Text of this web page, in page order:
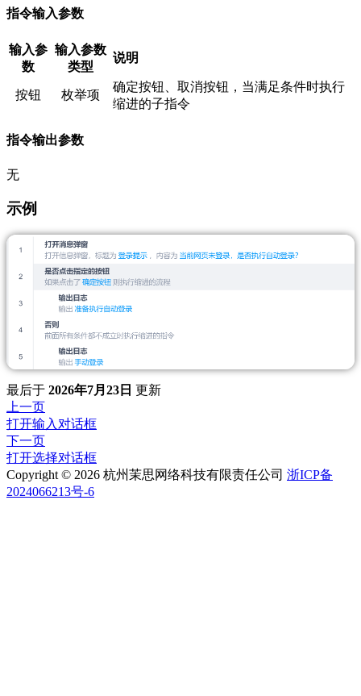
指令输入参数
输入参
数
输入参数
类型
说明
按钮 枚举项
确定按钮、取消按钮，当满足条件时执行
缩进的子指令
指令输出参数
无
示例
最后于 2026年7月23日 更新
上一页
打开输入对话框
下一页
打开选择对话框
Copyright © 2026 杭州茉思网络科技有限责任公司 浙ICP备
2024066213号-6